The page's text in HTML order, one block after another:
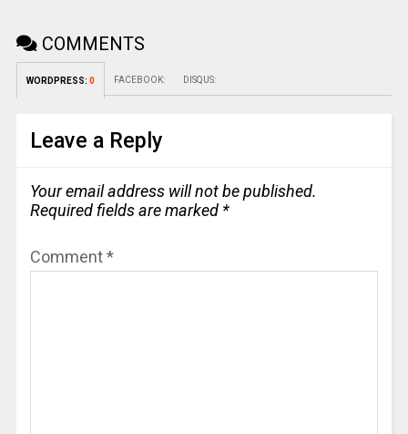
COMMENTS
WORDPRESS: 0 FACEBOOK: DISQUS:
Leave a Reply
Your email address will not be published.
Required fields are marked *
Comment*